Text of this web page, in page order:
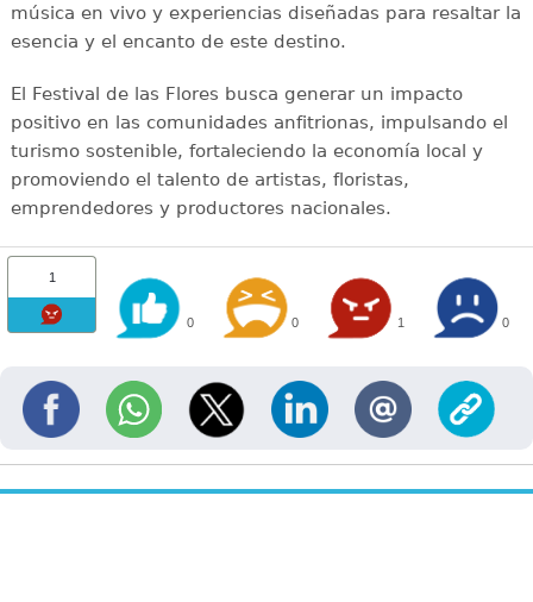
música en vivo y experiencias diseñadas para resaltar la
esencia y el encanto de este destino.
El Festival de las Flores busca generar un impacto
positivo en las comunidades anfitrionas, impulsando el
turismo sostenible, fortaleciendo la economía local y
promoviendo el talento de artistas, floristas,
emprendedores y productores nacionales.
1
0 0 1 0